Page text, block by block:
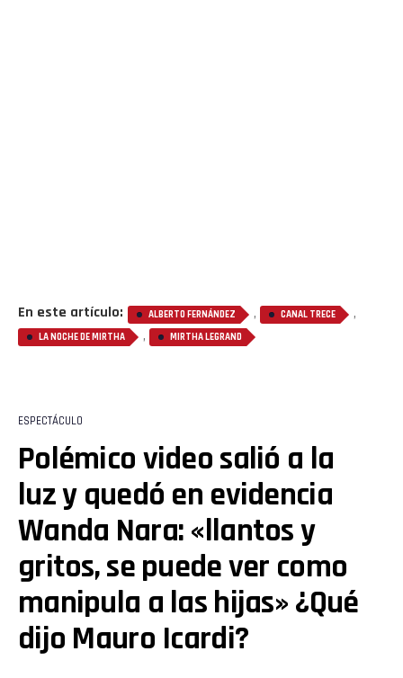
En este artículo: ALBERTO FERNÁNDEZ , CANAL TRECE ,
LA NOCHE DE MIRTHA , MIRTHA LEGRAND
ESPECTÁCULO
Polémico video salió a la
luz y quedó en evidencia
Wanda Nara: «llantos y
gritos, se puede ver como
manipula a las hijas» ¿Qué
dijo Mauro Icardi?